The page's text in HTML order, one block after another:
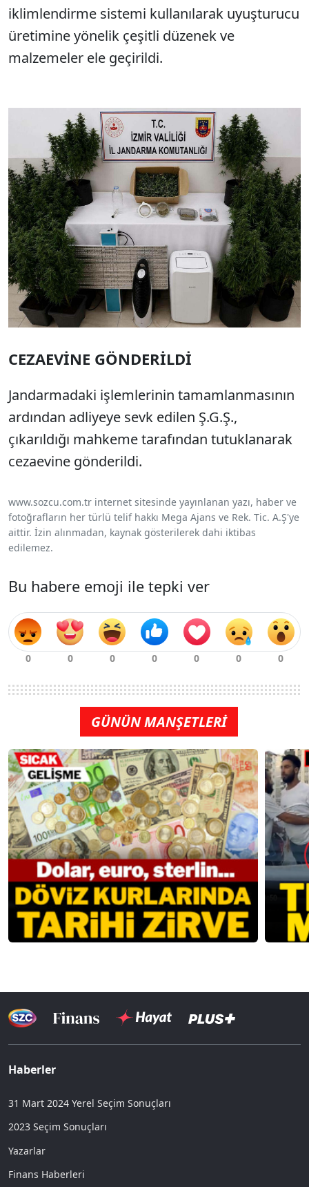
iklimlendirme sistemi kullanılarak uyuşturucu
üretimine yönelik çeşitli düzenek ve
malzemeler ele geçirildi.
CEZAEVİNE GÖNDERİLDİ
Jandarmadaki işlemlerinin tamamlanmasının
ardından adliyeye sevk edilen Ş.G.Ş.,
çıkarıldığı mahkeme tarafından tutuklanarak
cezaevine gönderildi.
www.sozcu.com.tr internet sitesinde yayınlanan yazı, haber ve
fotoğrafların her türlü telif hakkı Mega Ajans ve Rek. Tic. A.Ş'ye
aittir. İzin alınmadan, kaynak gösterilerek dahi iktibas
edilemez.
Bu habere emoji ile tepki ver
GÜNÜN MANŞETLERİ
Haberler
31 Mart 2024 Yerel Seçim Sonuçları
2023 Seçim Sonuçları
Yazarlar
Finans Haberleri